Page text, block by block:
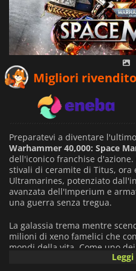
Migliori
Preparatevi a diventare
Warhammer 40,000: Space
dell'iconico franchise
stivali di ceramite di Titus, ora
Ultramarines, potenziato
avanzata dell'Imperium e
una guerra senza tregua.
La galassia trema mentre
milioni di xeno famelici che
mondi della vita. Come uno
dall'Imperatore, siete lo